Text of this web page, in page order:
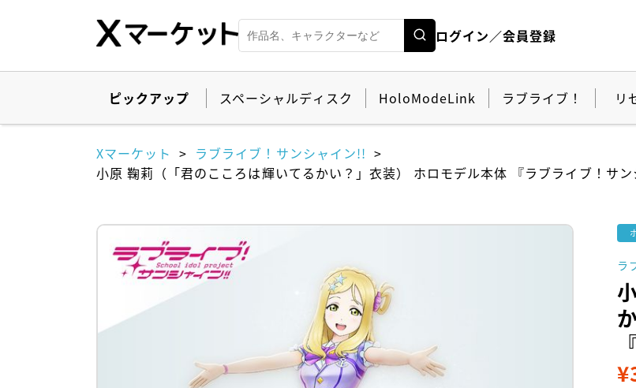
ログイン／会員登録
ピックアップ スペーシャルディスク HoloModeLink ラブライブ！ リ
Xマーケット
ラブライブ！サンシャイン!!
小原 鞠莉（「君のこころは輝いてるかい？」衣装） ホロモデル本体 『ラブライブ！サン
ラ
¥